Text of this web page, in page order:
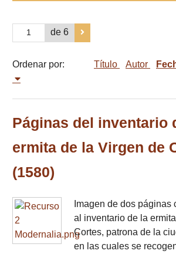
de 6
Ordenar por: Título Autor
Páginas del inventario
ermita de la Virgen de
(1580)
Imagen de dos páginas
al inventario de la
Cortes, patrona de la
en las cuales se